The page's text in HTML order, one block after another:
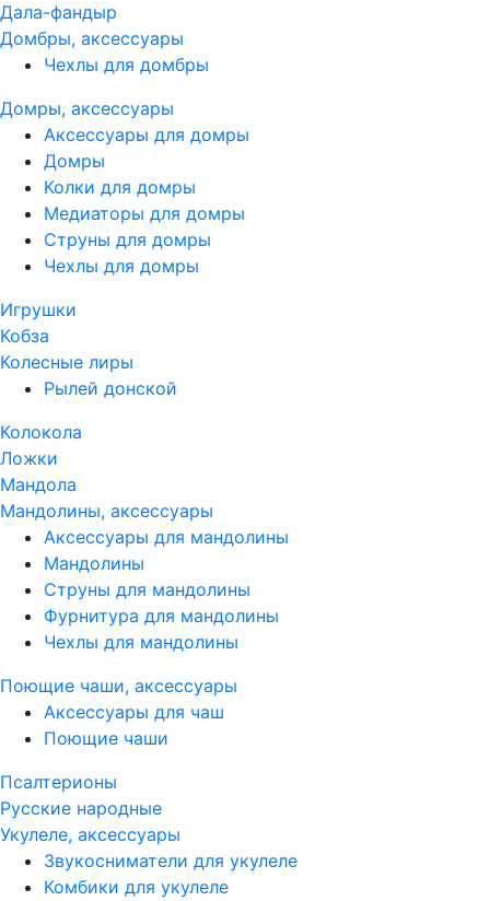
Дала-фандыр
Домбры, аксессуары
Чехлы для домбры
Домры, аксессуары
Аксессуары для домры
Домры
Колки для домры
Медиаторы для домры
Струны для домры
Чехлы для домры
Игрушки
Кобза
Колесные лиры
Рылей донской
Колокола
Ложки
Мандола
Мандолины, аксессуары
Аксессуары для мандолины
Мандолины
Струны для мандолины
Фурнитура для мандолины
Чехлы для мандолины
Поющие чаши, аксессуары
Аксессуары для чаш
Поющие чаши
Псалтерионы
Русские народные
Укулеле, аксессуары
Звукосниматели для укулеле
Комбики для укулеле